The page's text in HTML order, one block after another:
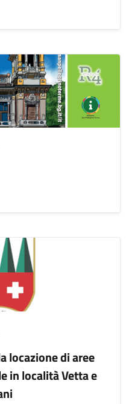
locazione di aree
in località Vetta e